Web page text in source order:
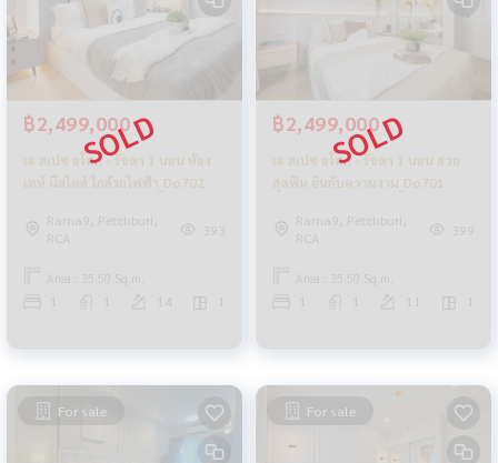
฿2,499,000
เอ สเปซ อโศก - รัชดา 1 นอน ห้อง
เทห์ มีสไตล์ ใกล้รถไฟฟ้า_Do702
Rama9, Petchburi,
RCA
393
Area : 35.50 Sq.m.
14
฿2,499,000
เอ สเปซ อโศก - รัชดา 1 นอน สวย
สุดฟิน อินกับความงาม_Do701
Rama9, Petchburi,
RCA
399
Area : 35.50 Sq.m.
For sale For sale